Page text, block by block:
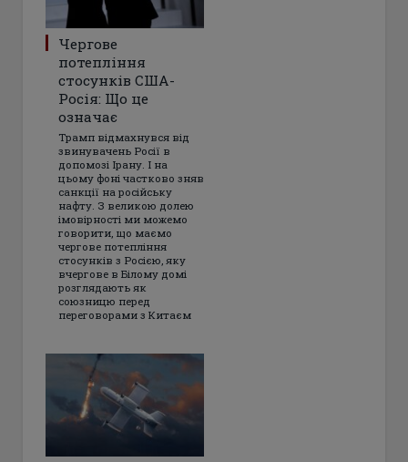
Чергове
потепління
стосунків США-
Росія: Що це
означає
Трамп відмахнувся від
звинувачень Росії в
допомозі Ірану. І на
цьому фоні частково зняв
санкції на російську
нафту. З великою долею
імовірності ми можемо
говорити, що маємо
чергове потепління
стосунків з Росією, яку
вчергове в Білому домі
розглядають як
союзницю перед
переговорами з Китаєм